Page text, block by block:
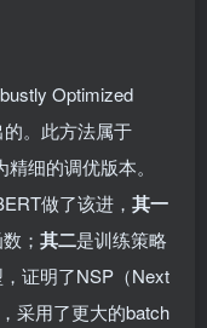
Optimized
。此方法属于
细的调优版本。
做了该进， 其一
； 其二是训练策略
证明了NSP（Next
采用了更大的batch